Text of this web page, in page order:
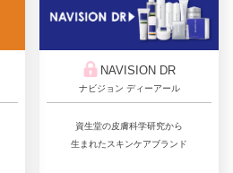
NAVISION DR
ナビジョン ディーアール
資生堂の皮膚科学研究から
生まれたスキンケアブランド